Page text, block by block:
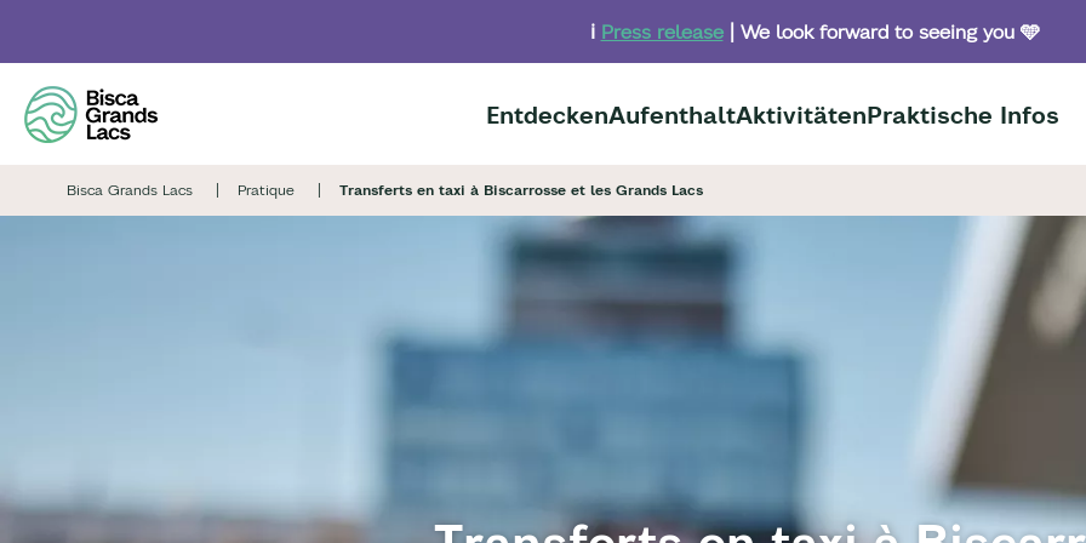
main
content
ℹ️ Press release| We look forward to seeing you 🩵
EntdeckenAufenthaltAktivitätenPraktische Infos
Bisca Grands Lacs Pratique Transferts en taxi à Biscarrosse et les Grands Lacs